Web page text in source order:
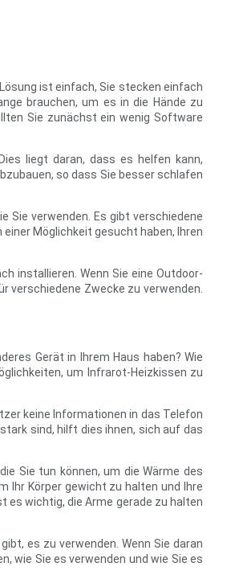
ist einfach, Sie stecken einfach
brauchen, um es in die Hände zu
Sie zunächst ein wenig Software
liegt daran, dass es helfen kann,
so dass Sie besser schlafen
Sie verwenden. Es gibt verschiedene
Möglichkeit gesucht haben, Ihren
installieren. Wenn Sie eine Outdoor-
verschiedene Zwecke zu verwenden.
Gerät in Ihrem Haus haben? Wie
um Infrarot-Heizkissen zu
keine Informationen in das Telefon
sind, hilft dies ihnen, sich auf das
Sie tun können, um die Wärme des
Ihr Körper gewicht zu halten und Ihre
es wichtig, die Arme gerade zu halten
es zu verwenden. Wenn Sie daran
wie Sie es verwenden und wie Sie es